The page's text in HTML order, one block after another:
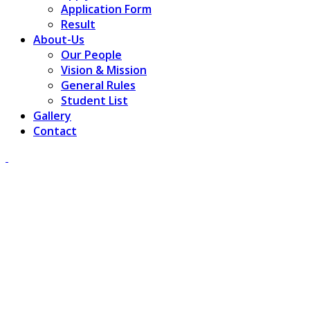
Application Form
Result
About-Us
Our People
Vision & Mission
General Rules
Student List
Gallery
Contact